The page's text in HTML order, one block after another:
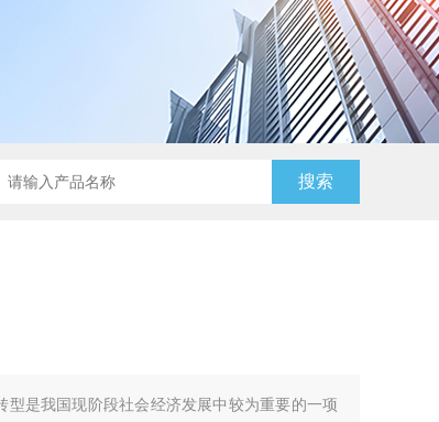
型是我国现阶段社会经济发展中较为重要的一项